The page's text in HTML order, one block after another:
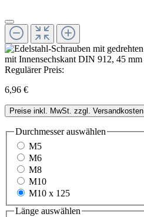
Regulärer Preis:
6,96 €
Preise inkl. MwSt. zzgl. Versandkosten
Durchmesserauswählen
M5
M6
M8
M10
M10 x 125
Länge auswählen